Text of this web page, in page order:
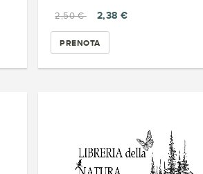
2,50 €
2,38 €
PRENOTA